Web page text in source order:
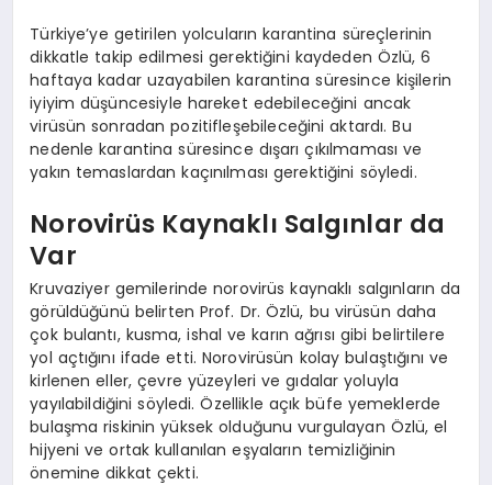
Türkiye’ye getirilen yolcuların karantina süreçlerinin
dikkatle takip edilmesi gerektiğini kaydeden Özlü, 6
haftaya kadar uzayabilen karantina süresince kişilerin
iyiyim düşüncesiyle hareket edebileceğini ancak
virüsün sonradan pozitifleşebileceğini aktardı. Bu
nedenle karantina süresince dışarı çıkılmaması ve
yakın temaslardan kaçınılması gerektiğini söyledi.
Norovirüs Kaynaklı Salgınlar da
Var
Kruvaziyer gemilerinde norovirüs kaynaklı salgınların da
görüldüğünü belirten Prof. Dr. Özlü, bu virüsün daha
çok bulantı, kusma, ishal ve karın ağrısı gibi belirtilere
yol açtığını ifade etti. Norovirüsün kolay bulaştığını ve
kirlenen eller, çevre yüzeyleri ve gıdalar yoluyla
yayılabildiğini söyledi. Özellikle açık büfe yemeklerde
bulaşma riskinin yüksek olduğunu vurgulayan Özlü, el
hijyeni ve ortak kullanılan eşyaların temizliğinin
önemine dikkat çekti.